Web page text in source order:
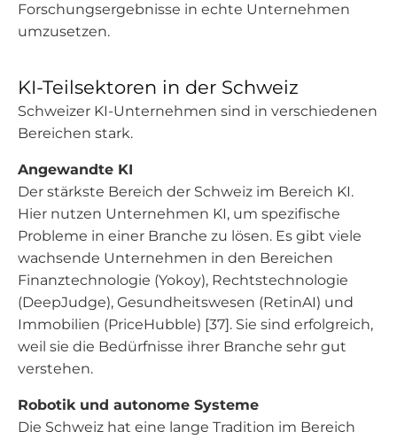
Forschungsergebnisse in echte Unternehmen
umzusetzen.
KI-Teilsektoren in der Schweiz
Schweizer KI-Unternehmen sind in verschiedenen
Bereichen stark.
Angewandte KI
Der stärkste Bereich der Schweiz im Bereich KI.
Hier nutzen Unternehmen KI, um spezifische
Probleme in einer Branche zu lösen. Es gibt viele
wachsende Unternehmen in den Bereichen
Finanztechnologie (Yokoy), Rechtstechnologie
(DeepJudge), Gesundheitswesen (RetinAI) und
Immobilien (PriceHubble) [37]. Sie sind erfolgreich,
weil sie die Bedürfnisse ihrer Branche sehr gut
verstehen.
Robotik und autonome Systeme
Die Schweiz hat eine lange Tradition im Bereich